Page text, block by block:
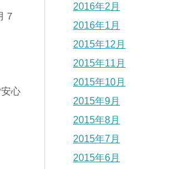
７
心
2016年2月
2016年1月
2015年12月
2015年11月
2015年10月
2015年9月
2015年8月
2015年7月
2015年6月